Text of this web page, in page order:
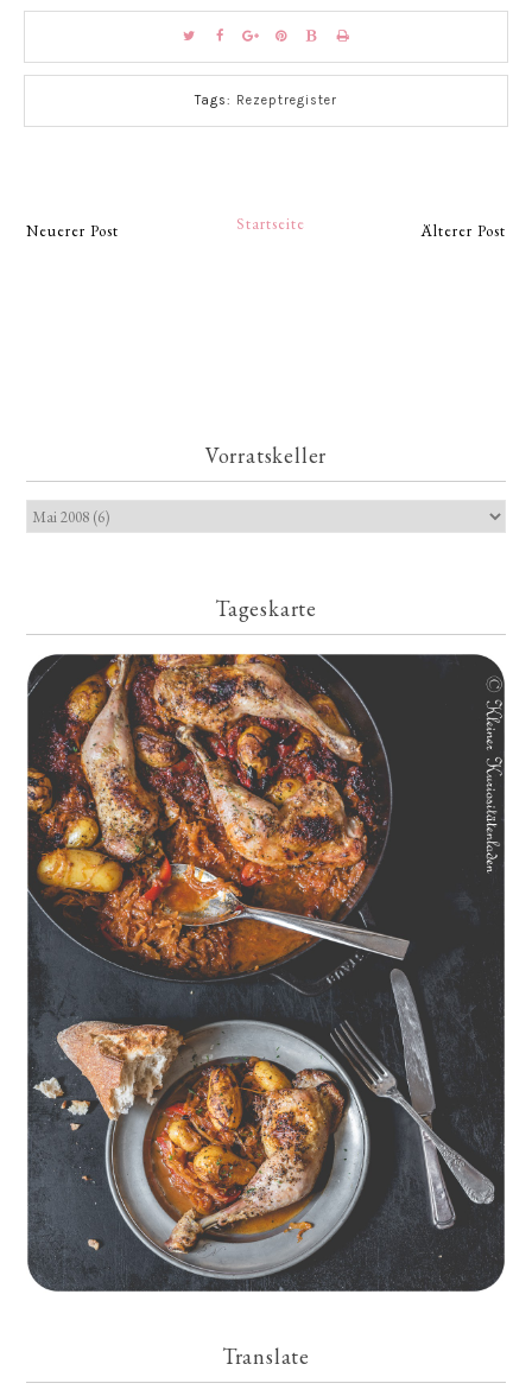
Tags: Rezeptregister
Neuerer Post Älterer Post
Startseite
Vorratskeller
Tageskarte
Geschmorte Hähnchenschenkel auf Paprikakraut und kleinen
Kartoffeln
Translate